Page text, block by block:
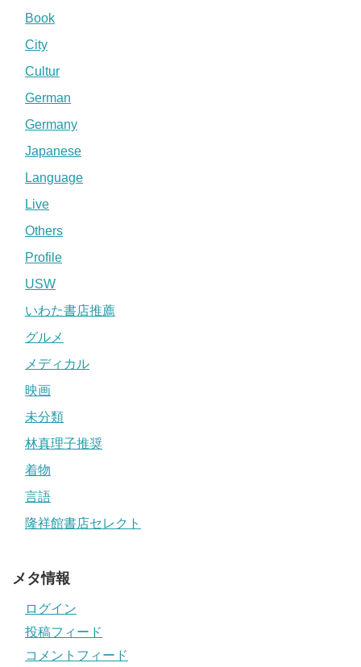
Book
City
Cultur
German
Germany
Japanese
Language
Live
Others
Profile
USW
いわた書店推薦
グルメ
メディカル
映画
未分類
林真理子推奨
着物
言語
隆祥館書店セレクト
メタ情報
ログイン
投稿フィード
コメントフィード